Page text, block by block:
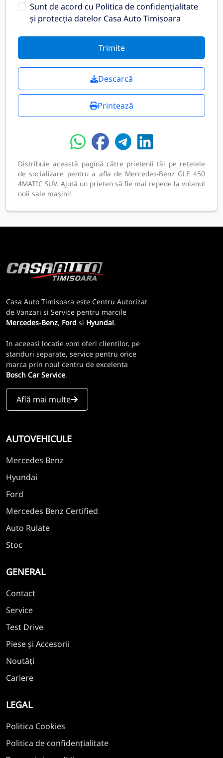
Sunt de acord cu Politica de confidențialitate
și protecția datelor Casa Auto Timișoara
Trimite
Descarcă
Printează
Distribuie această pagină către prietenii tăi pe rețelele
de socializare pentru a afla de Mercedes-Benz GLE 450
4MATIC SUV. Ajută un prieten să fie mai repede la volanul
noii sale mașini!
Casa Auto Timisoara este Centru Autorizat
de Vanzari si Service pentru marcile
Mercedes-Benz, Ford si Hyundai.
In aceeasi locatie vom oferi clientilor, pe
standuri separate, service pentru orice
marca prin noul centru de excelenta
Bosch Car Service.
Află mai multe
AUTOVEHICULE
Mercedes Benz
Hyundai
Ford
Mercedes Benz Certified
Auto Rulate
Stoc
GENERAL
Contact
Service
Test Drive
Piese și Accesorii
Noutăți
Cariere
LEGAL
Politica Cookies
Politica de confidențialitate